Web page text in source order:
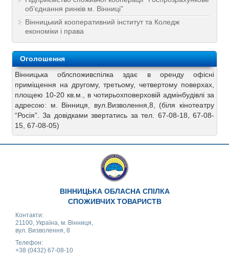
об’єднання ринків м. Вінниці”
Вінницький кооперативний інститут та Коледж
економіки і права
Оголошення
Вінницька облспоживспілка здає в оренду офісні
приміщення на другому, третьому, четвертому поверхах,
площею 10-20 кв.м., в чотирьохповерховій адмінбудівлі за
адресою: м. Вінниця, вул.Визволення,8, (біля кінотеатру
“Росія”. За довідками звертатись за тел. 67-08-18, 67-08-
15, 67-08-05)
ВІННИЦЬКА ОБЛАСНА СПІЛКА
СПОЖИВЧИХ ТОВАРИСТВ
Контакти:
21100, Україна, м. Вінниця,
вул. Визволення, 8
Телефон:
+38 (0432) 67-08-10